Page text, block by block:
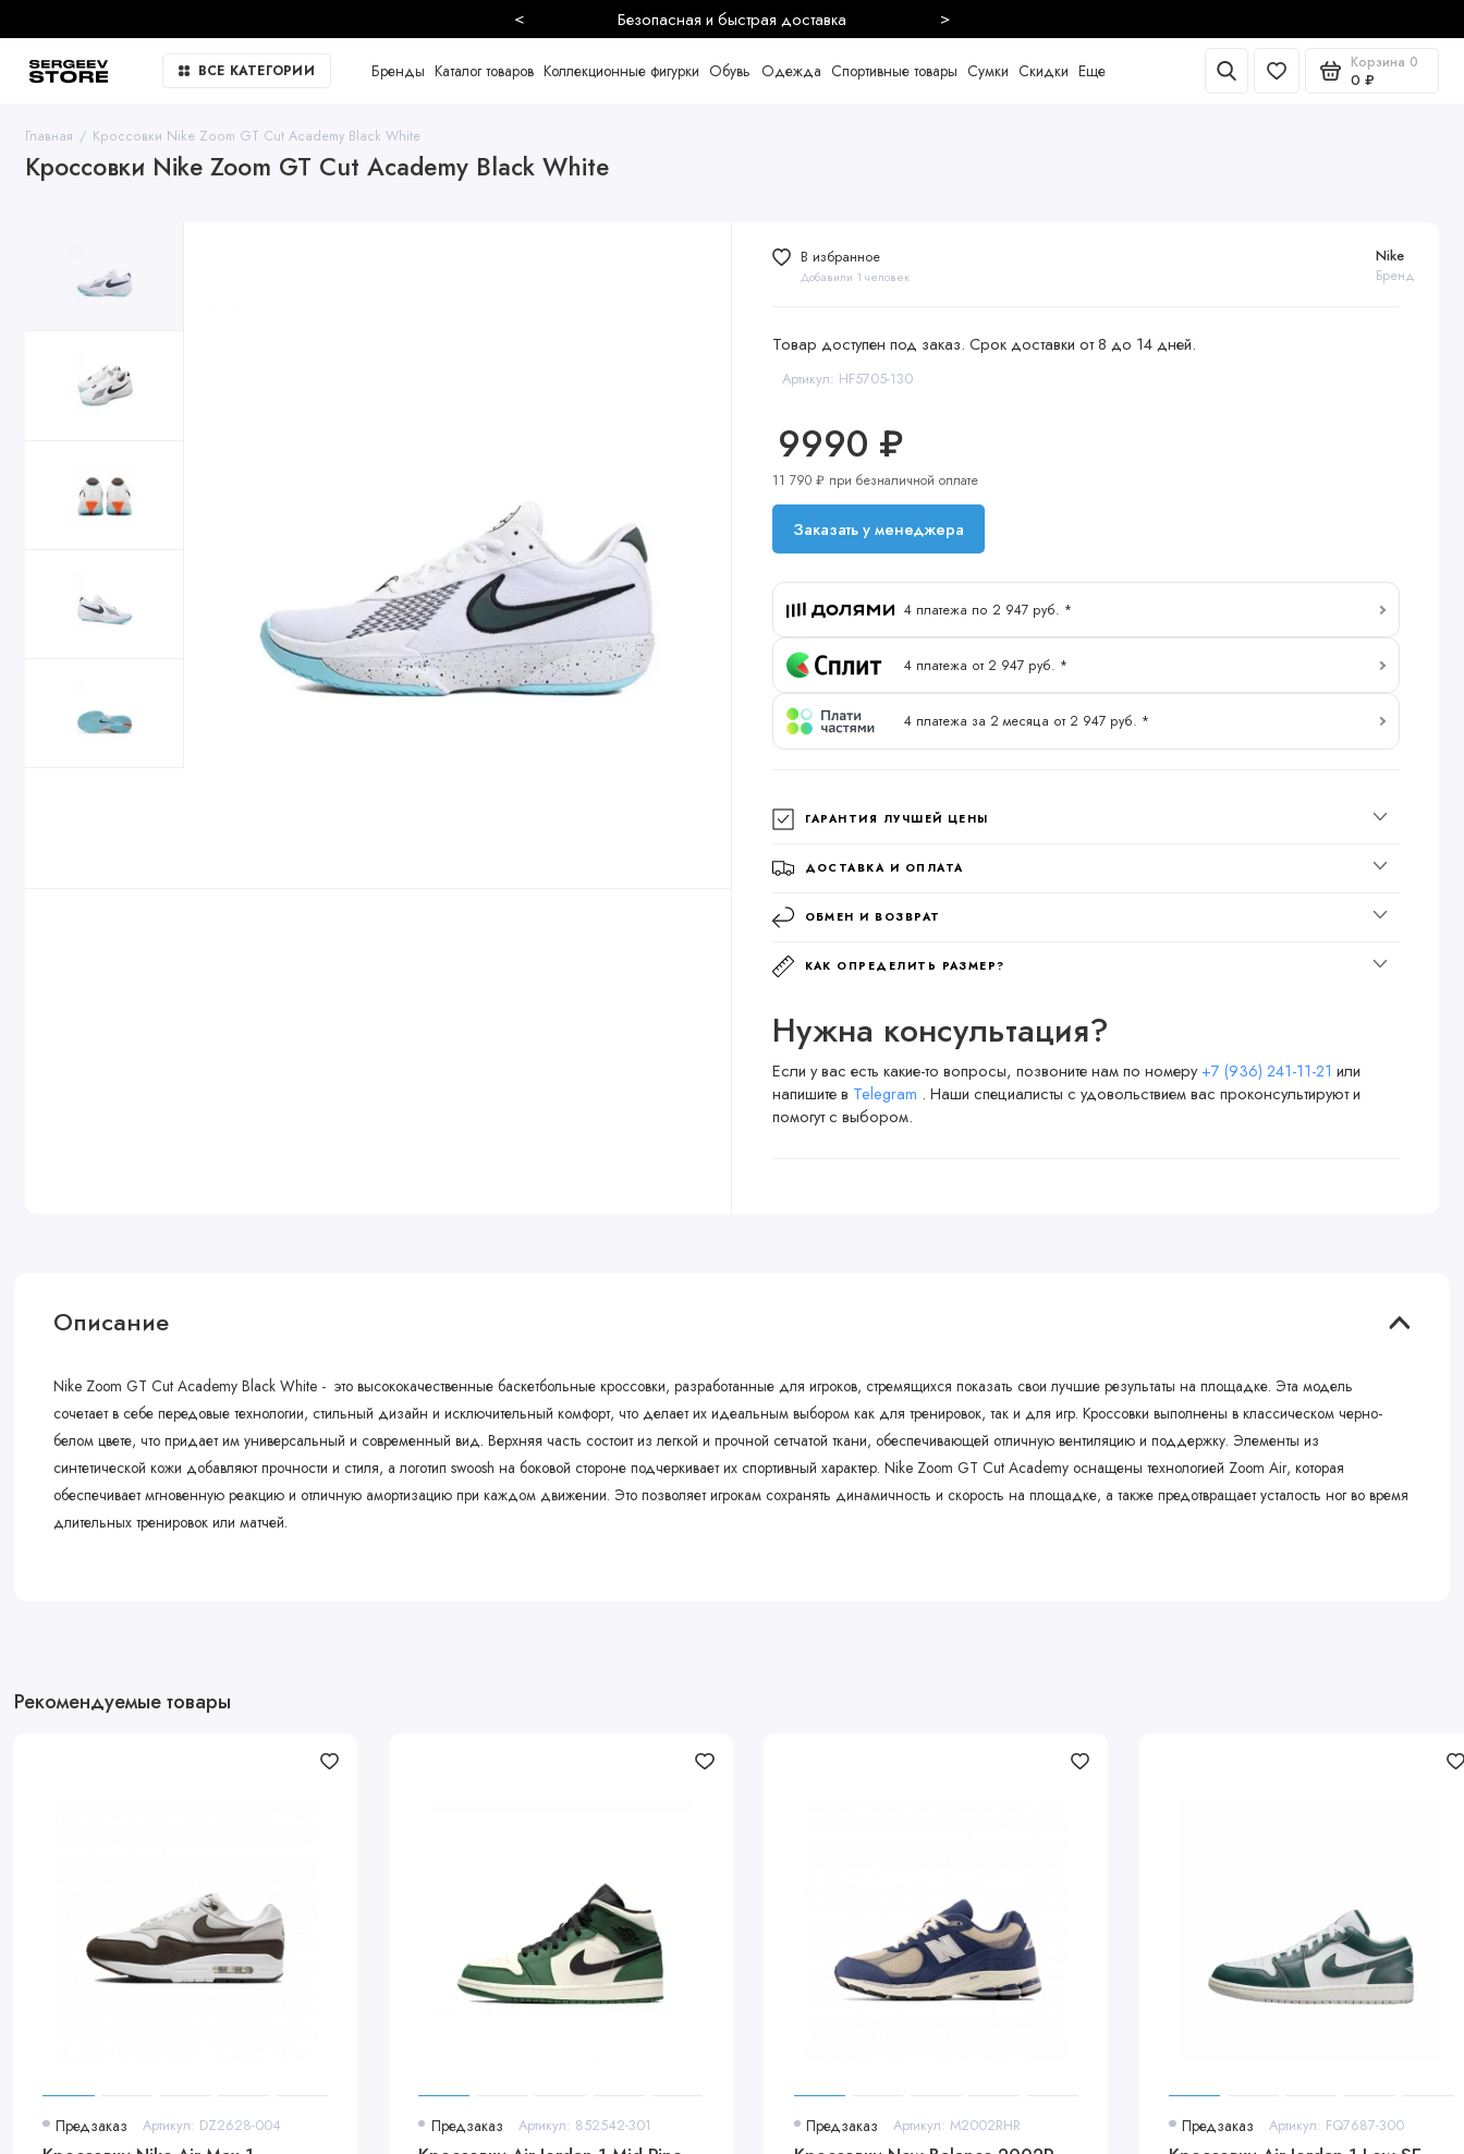
Более 10000 живых отзывов
< >
ВСЕ КАТЕГОРИИ Бренды Каталог товаров Коллекционные фигурки Обувь Одежда Спортивные товары Сумки Скидки Еще Корзина 0
0 ₽
Главная Кроссовки Nike Zoom GT Cut Academy Black White
Кроссовки Nike Zoom GT Cut Academy Black White
Товар доступен под заказ. Срок доставки от 8 до 14 дней.
Артикул: HF5705-130
Nike
Бренд
9990 ₽
11 790 ₽ при безналичной оплате
Заказать у менеджера
4 платежа по 2 947 руб. *
4 платежа от 2 947 руб. *
4 платежа за 2 месяца от 2 947 руб. *
В избранное
Добавили 1 человек
ГАРАНТИЯ ЛУЧШЕЙ ЦЕНЫ
ДОСТАВКА И ОПЛАТА
ОБМЕН И ВОЗВРАТ
КАК ОПРЕДЕЛИТЬ РАЗМЕР?
Нужна консультация?
Если у вас есть какие-то вопросы, позвоните нам по номеру+7 (936) 241-11-21 или
напишите в Telegram . Наши специалисты с удовольствием вас проконсультируют и
помогут с выбором.
Описание
Nike Zoom GT Cut Academy Black White - это высококачественные баскетбольные кроссовки, разработанные для игроков, стремящихся показать свои лучшие результаты на площадке. Эта модель
сочетает в себе передовые технологии, стильный дизайн и исключительный комфорт, что делает их идеальным выбором как для тренировок, так и для игр. Кроссовки выполнены в классическом черно-
белом цвете, что придает им универсальный и современный вид. Верхняя часть состоит из легкой и прочной сетчатой ткани, обеспечивающей отличную вентиляцию и поддержку. Элементы из
синтетической кожи добавляют прочности и стиля, а логотип swoosh на боковой стороне подчеркивает их спортивный характер. Nike Zoom GT Cut Academy оснащены технологией Zoom Air, которая
обеспечивает мгновенную реакцию и отличную амортизацию при каждом движении. Это позволяет игрокам сохранять динамичность и скорость на площадке, а также предотвращает усталость ног во время
длительных тренировок или матчей.
Рекомендуемые товары
Предзаказ Артикул: DZ2628-004 Предзаказ Артикул: 852542-301 Предзаказ Артикул: M2002RHR Предзаказ Артикул: FQ7687-300